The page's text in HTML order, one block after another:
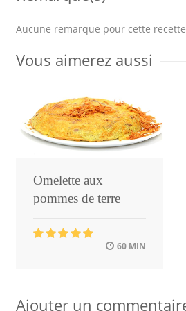
Aucune remarque pour cette
Vous aimerez aussi
Omelette aux
pommes de terre
60 MIN
Ajouter un